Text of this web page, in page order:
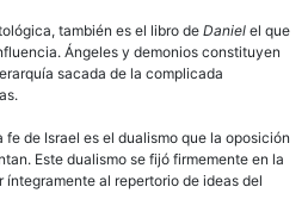
también es el libro de Daniel el que
Ángeles y demonios constituyen
sacada de la complicada
fe de Israel es el dualismo que la oposición
Este dualismo se fijó firmemente en la
íntegramente al repertorio de ideas del